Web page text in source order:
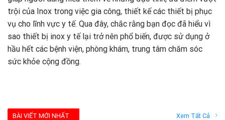
trội của Inox trong việc gia công, thiết kế các thiết bị phục
vụ cho lĩnh vực y tế. Qua đây, chắc rằng bạn đọc đã hiểu vì
sao thiết bị inox y tế lại trở nên phổ biến, được sử dụng ở
hầu hết các bệnh viện, phòng khám, trung tâm chăm sóc
sức khỏe cộng đồng.
BÀI VIẾT MỚI NHẤT Xem Tất Cả